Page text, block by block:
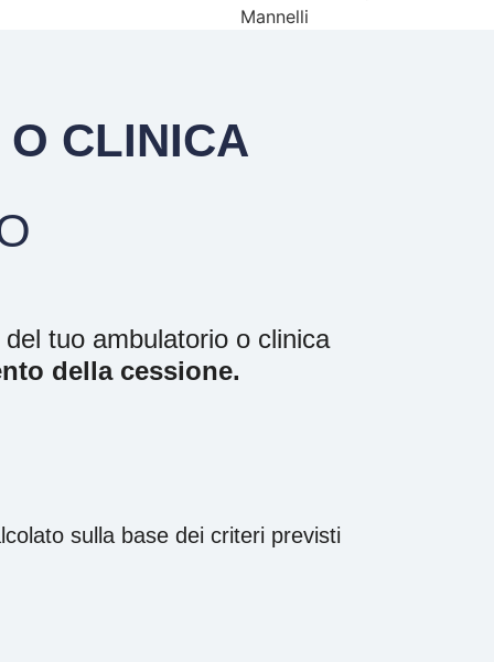
CLINICA
tuo ambulatorio o clinica
della cessione.
sulla base dei criteri previsti